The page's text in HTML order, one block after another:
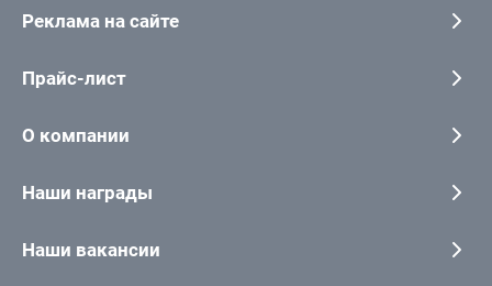
Реклама на сайте
Прайс-лист
О компании
Наши награды
Наши вакансии